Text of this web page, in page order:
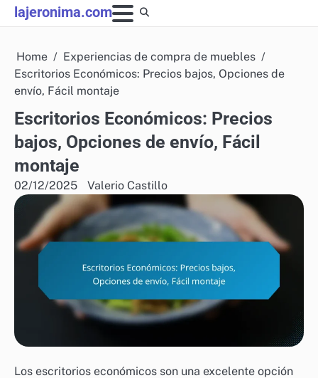
Skip
to
lajeronima.com
Home
Experiencias de compra de muebles
Escritorios Económicos: Precios bajos, Opciones de
envío, Fácil montaje
Escritorios Económicos: Precios
bajos, Opciones de envío, Fácil
montaje
02/12/2025 Valerio Castillo
Los escritorios económicos son una excelente opción